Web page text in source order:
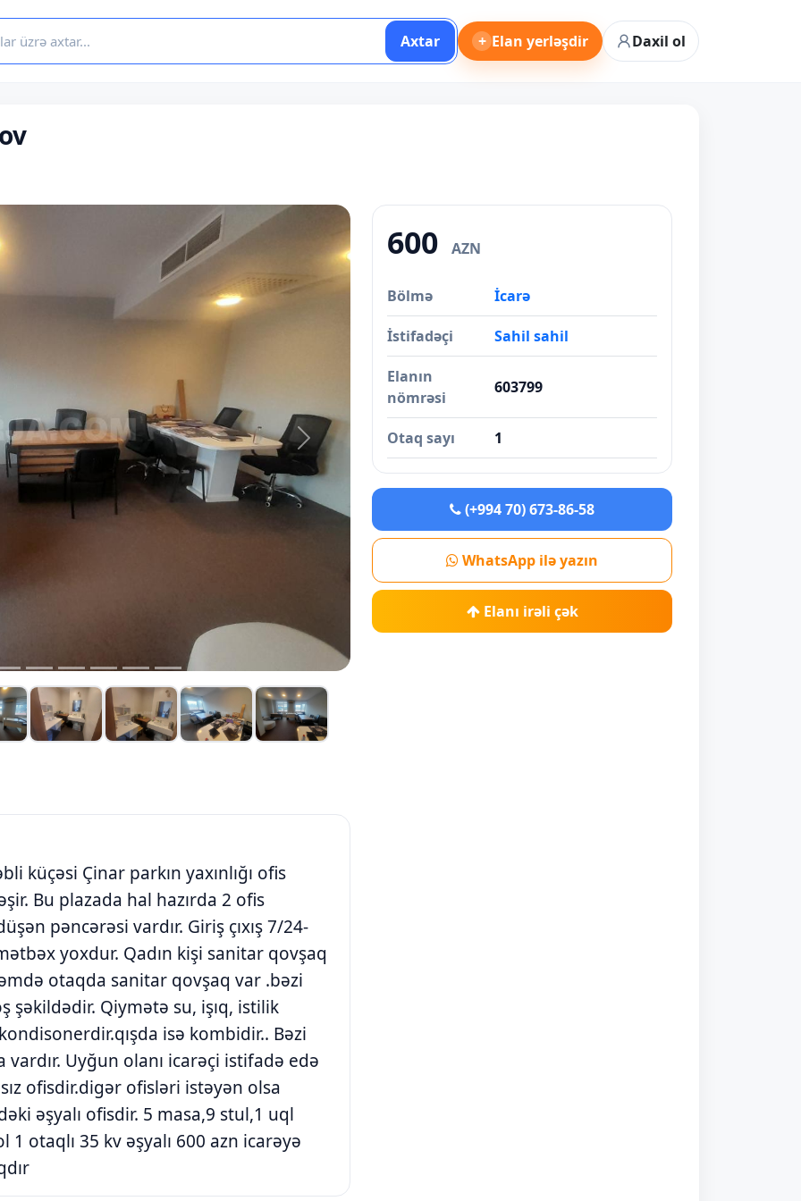
Axtar + Elan yerləşdir Daxil ol
Next
küçəsi Çinar parkın yaxınlığı ofis
Bu plazada hal hazırda 2 ofis
pəncərəsi vardır. Giriş çıxış 7/24-
yoxdur. Qadın kişi sanitar qovşaq
otaqda sanitar qovşaq var .bəzi
Qiymətə su, işıq, istilik
isə kombidir.. Bəzi
Uyğun olanı icarəçi istifadə edə
ofisdir.digər ofisləri istəyən olsa
əşyalı ofisdir. 5 masa,9 stul,1 uql
otaqlı 35 kv əşyalı 600 azn icarəyə
600 AZN
Bölmə İcarə
İstifadəçi Sahil sahil
Elanın
nömrəsi
603799
Otaq sayı 1
(+994 70) 673-86-58
WhatsApp ilə yazın
Elanı irəli çək